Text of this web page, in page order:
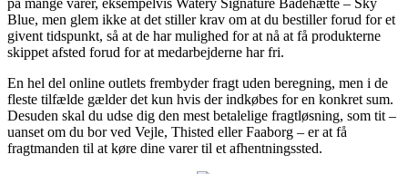
Blue, men glem ikke at det stiller krav om at du bestiller forud for et
givent tidspunkt, så at de har mulighed for at nå at få produkterne
skippet afsted forud for at medarbejderne har fri.
En hel del online outlets frembyder fragt uden beregning, men i de
fleste tilfælde gælder det kun hvis der indkøbes for en konkret sum.
Desuden skal du udse dig den mest betalelige fragtløsning, som tit –
uanset om du bor ved Vejle, Thisted eller Faaborg – er at få
fragtmanden til at køre dine varer til et afhentningssted.